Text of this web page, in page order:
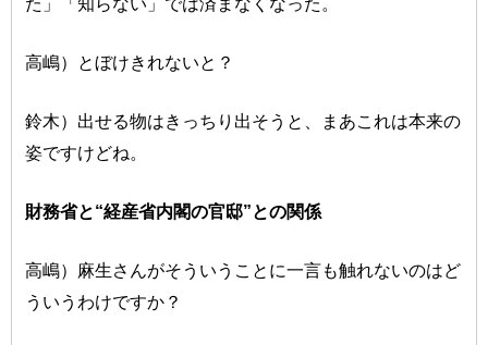
高嶋）とぼけきれないと？
鈴木）出せる物はきっちり出そうと、まあこれは本来の
姿ですけどね。
財務省と“経産省内閣の官邸”との関係
高嶋）麻生さんがそういうことに一言も触れないのはど
ういうわけですか？